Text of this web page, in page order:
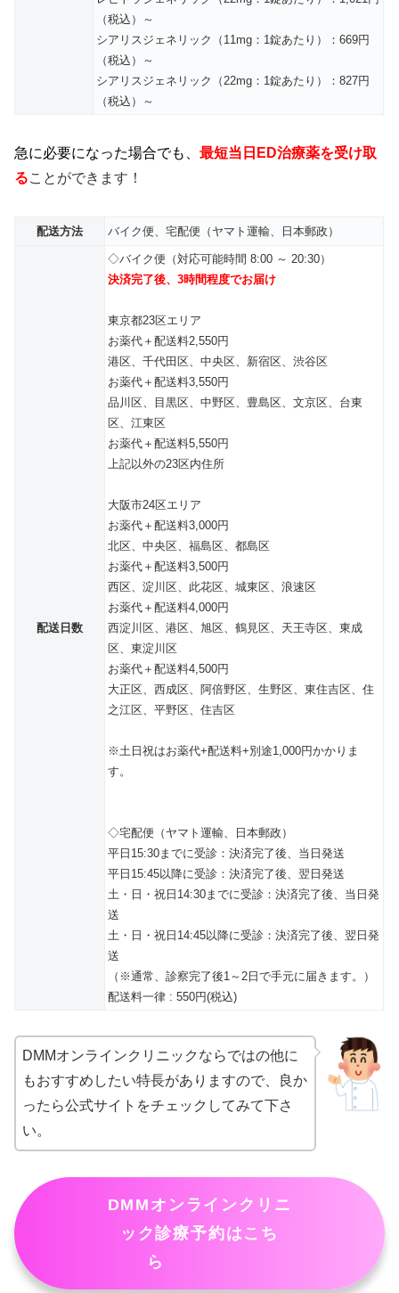
（税込）～
シアリスジェネリック（11mg：1錠あたり）：669円
（税込）～
シアリスジェネリック（22mg：1錠あたり）：827円
（税込）～
急に必要になった場合でも、 最短当日ED治療薬を受け取
ることができます！
配送方法 バイク便、宅配便（ヤマト運輸、日本郵政）
配送日数
◇バイク便（対応可能時間 8:00 ～ 20:30）
決済完了後、3時間程度でお届け
東京都23区エリア
お薬代＋配送料2,550円
港区、千代田区、中央区、新宿区、渋谷区
お薬代＋配送料3,550円
品川区、目黒区、中野区、豊島区、文京区、台東
区、江東区
お薬代＋配送料5,550円
上記以外の23区内住所
大阪市24区エリア
お薬代＋配送料3,000円
北区、中央区、福島区、都島区
お薬代＋配送料3,500円
西区、淀川区、此花区、城東区、浪速区
お薬代＋配送料4,000円
西淀川区、港区、旭区、鶴見区、天王寺区、東成
区、東淀川区
お薬代＋配送料4,500円
大正区、西成区、阿倍野区、生野区、東住吉区、住
之江区、平野区、住吉区
※土日祝はお薬代+配送料+別途1,000円かかりま
す。
◇宅配便（ヤマト運輸、日本郵政）
平日15:30までに受診：決済完了後、当日発送
平日15:45以降に受診：決済完了後、翌日発送
土・日・祝日14:30までに受診：決済完了後、当日発
送
土・日・祝日14:45以降に受診：決済完了後、翌日発
送
（※通常、診察完了後1～2日で手元に届きます。）
配送料一律 : 550円(税込)
DMMオンラインクリニックならではの他に
もおすすめしたい特長がありますので、良か
ったら公式サイトをチェックしてみて下さ
い。
DMMオンラインクリニ
ック診療予約はこち
ら